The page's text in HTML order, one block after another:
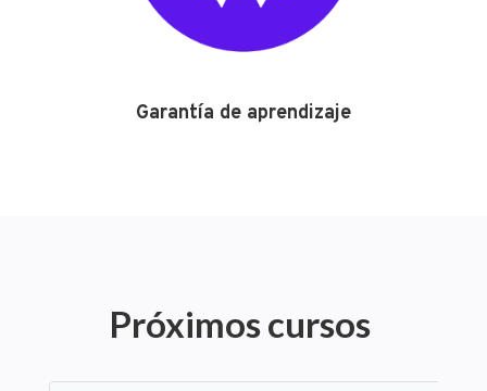
Garantía de aprendizaje
Próximos cursos